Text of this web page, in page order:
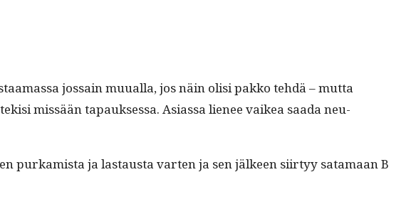
jos­sain muual­la, jos näin olisi pakko tehdä – mut­ta
mis­sään tapauk­ses­sa. Asi­as­sa lie­nee vaikea saa­da neu­
purkamista ja las­taus­ta varten ja sen jäl­keen siir­tyy sata­maan B